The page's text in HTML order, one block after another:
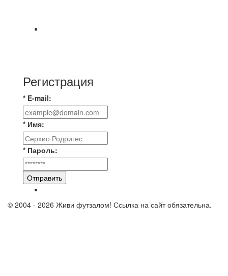
Регистрация
* E-mail:
* Имя:
* Пароль:
Отправить
© 2004 - 2026 Живи футзалом! Ссылка на сайт обязательна.